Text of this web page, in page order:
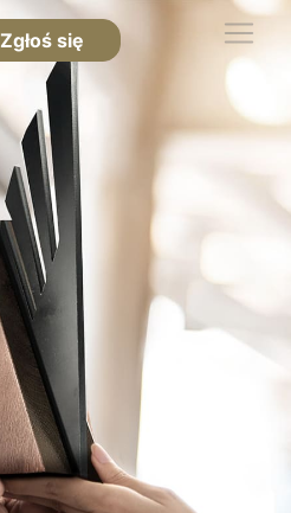
Zgłoś się